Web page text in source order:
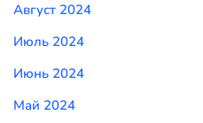
Август 2024
Июль 2024
Июнь 2024
Май 2024